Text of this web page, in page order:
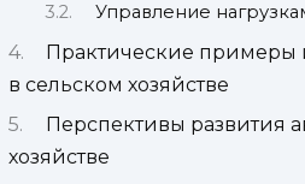
Управление
Практические примеры
в сельском хозяйстве
Перспективы развития
хозяйстве